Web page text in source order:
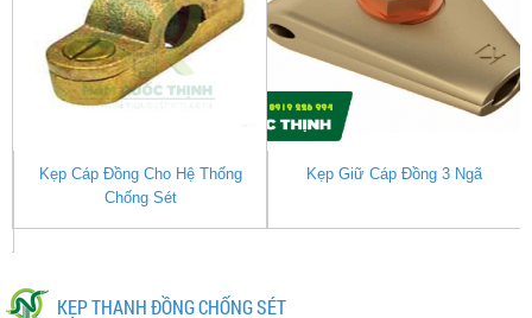
Kẹp Cáp Đồng Cho Hệ Thống
Chống Sét
Kẹp Giữ Cáp Đồng 3 Ngã
KẸP THANH ĐỒNG CHỐNG SÉT